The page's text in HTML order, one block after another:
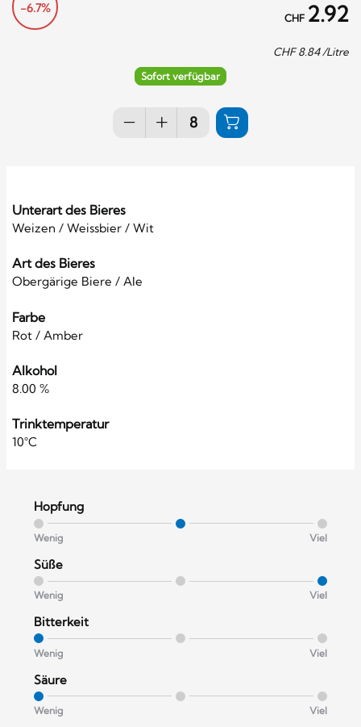
-6.7%
CHF 2.92
CHF8.84/Litre
Sofort verfügbar
Unterart des Bieres
Weizen / Weissbier / Wit
Art des Bieres
Obergärige Biere / Ale
Farbe
Rot / Amber
Alkohol
8.00 %
Trinktemperatur
10°C
Hopfung
Wenig Viel
Süße
Wenig Viel
Bitterkeit
Wenig Viel
Säure
Wenig Viel